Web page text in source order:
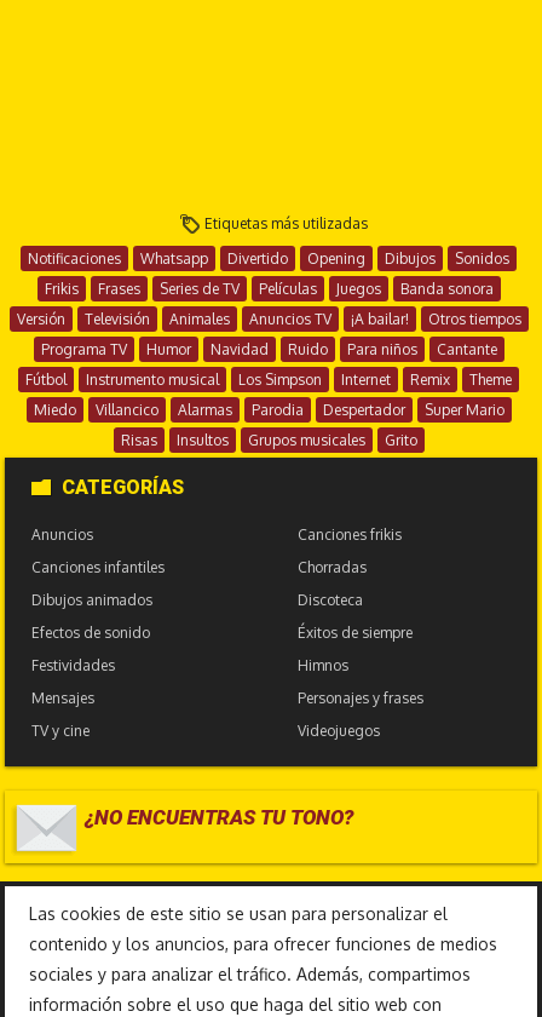
Etiquetas más utilizadas
Notificaciones
Whatsapp Divertido Opening Dibujos
Sonidos
Frikis
Frases Series de TV Películas Juegos
Banda sonora
Versión
Televisión Animales Anuncios TV ¡A bailar!
Otros tiempos
Programa TV
Humor Navidad Ruido Para niños
Cantante
Fútbol
Instrumento musical Los Simpson Internet Remix
Theme
Miedo
Villancico Alarmas Parodia Despertador
Super Mario
Risas
Insultos Grupos musicales Grito
CATEGORÍAS
Anuncios
Canciones frikis
Canciones infantiles
Chorradas
Dibujos animados
Discoteca
Efectos de sonido
Éxitos de siempre
Festividades
Himnos
Mensajes
Personajes y frases
TV y cine
Videojuegos
¿NO ENCUENTRAS TU TONO?
Las cookies de este sitio se usan para personalizar el
contenido y los anuncios, para ofrecer funciones de medios
sociales y para analizar el tráfico. Además, compartimos
información sobre el uso que haga del sitio web con